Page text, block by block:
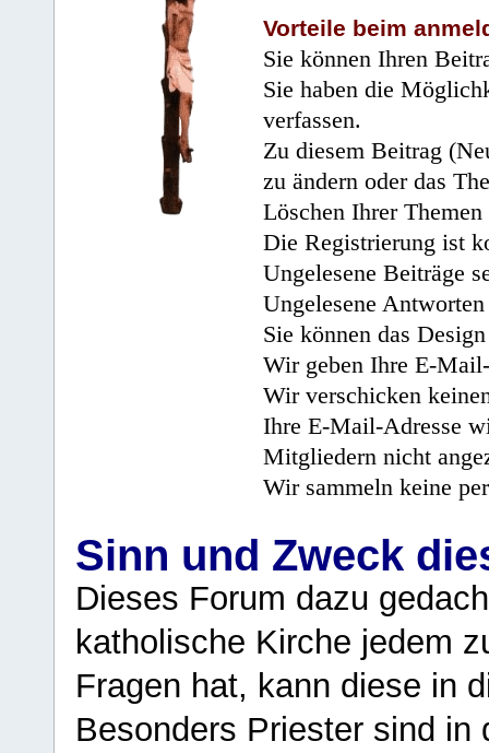
Vorteile beim
Sie können Ihren
Sie haben die
verfassen.
Zu diesem Beitrag
zu ändern oder das
Löschen Ihrer
Die Registrierung ist
Ungelesene Beiträge
Ungelesene
Sie können das
Wir geben Ihre E-
Wir verschicken
Ihre E-Mail-Adresse
Mitgliedern nicht
Wir sammeln keine
Sinn und Zweck
Dieses Forum dazu
katholische Kirche jedem
Fragen hat, kann diese in
Besonders Priester sind in